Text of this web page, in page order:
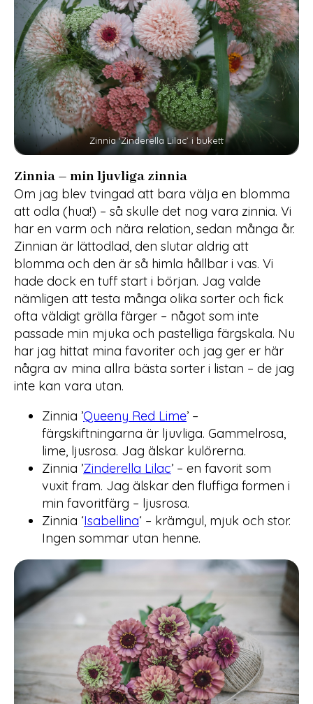
Zinnia ‘Zinderella Lilac’ i bukett
Zinnia – min ljuvliga zinnia
Om jag blev tvingad att bara välja en blomma
att odla (hua!) – så skulle det nog vara zinnia. Vi
har en varm och nära relation, sedan många år.
Zinnian är lättodlad, den slutar aldrig att
blomma och den är så himla hållbar i vas. Vi
hade dock en tuff start i början. Jag valde
nämligen att testa många olika sorter och fick
ofta väldigt grälla färger – något som inte
passade min mjuka och pastelliga färgskala. Nu
har jag hittat mina favoriter och jag ger er här
några av mina allra bästa sorter i listan – de jag
inte kan vara utan.
Zinnia ’Queeny Red Lime’ –
färgskiftningarna är ljuvliga. Gammelrosa,
lime, ljusrosa. Jag älskar kulörerna.
Zinnia ’Zinderella Lilac’ – en favorit som
vuxit fram. Jag älskar den fluffiga formen i
min favoritfärg – ljusrosa.
Zinnia ‘Isabellina‘ – krämgul, mjuk och stor.
Ingen sommar utan henne.